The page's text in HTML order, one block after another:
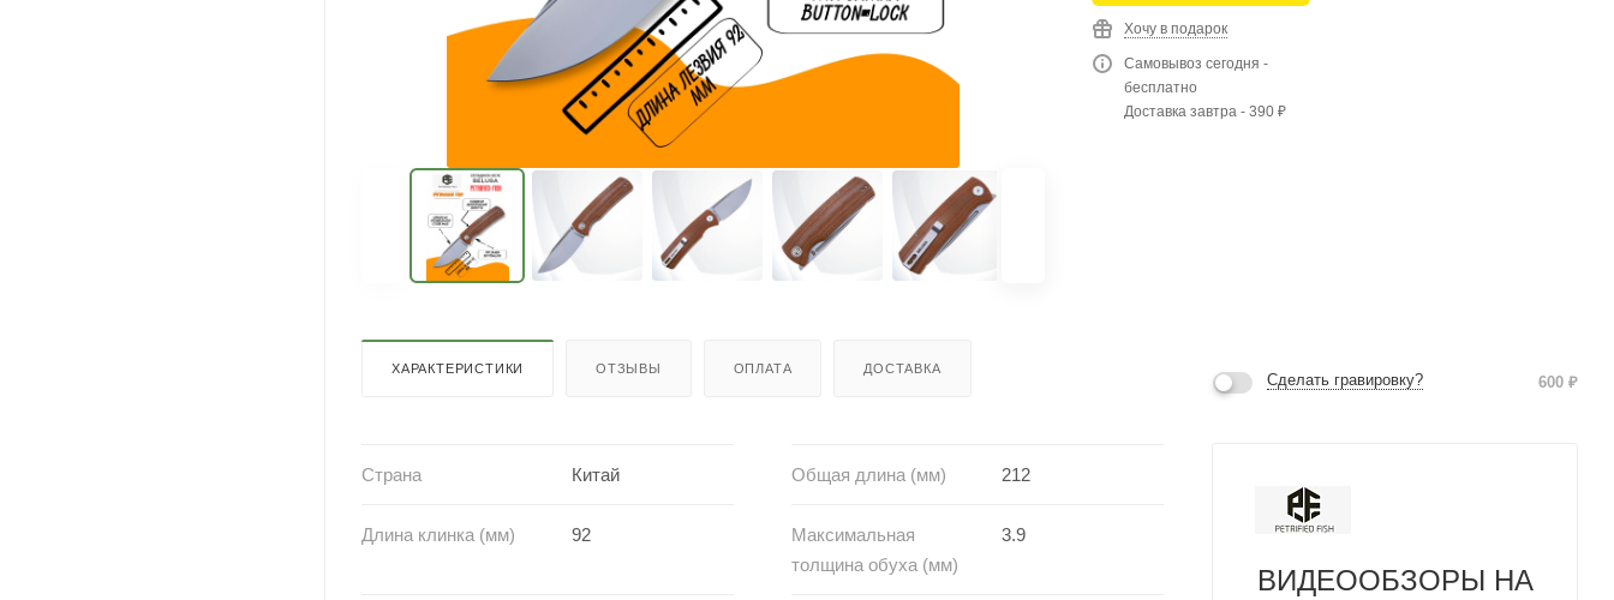
Хочу в подарок
Самовывоз сегодня -
бесплатно
Доставка завтра - 390 ₽
ХАРАКТЕРИСТИКИ ОТЗЫВЫ ОПЛАТА ДОСТАВКА
Страна Китай Общая длина (мм) 212
Длина клинка (мм) 92
Максимальная
толщина обуха (мм)
3.9
Сделать гравировку? 600 ₽
ВИДЕООБЗОРЫ НА